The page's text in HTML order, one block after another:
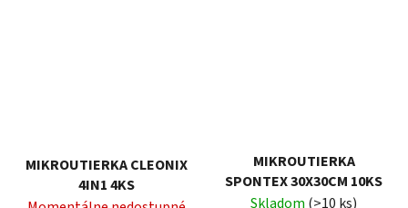
MIKROUTIERKA CLEONIX
4IN1 4KS
MIKROUTIERKA
SPONTEX 30X30CM 10KS
Skladom (>10 ks)